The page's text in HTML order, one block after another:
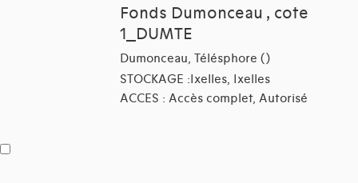
Fonds Dumonceau , cote
1_DUMTE
Dumonceau, Télésphore ()
STOCKAGE :Ixelles, Ixelles
ACCES : Accès complet, Autorisé